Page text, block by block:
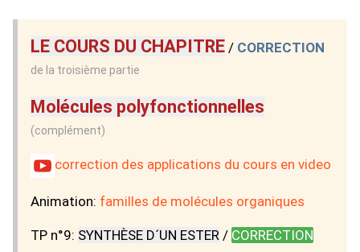
LE COURS DU CHAPITRE / CORRECTION
de la troisième partie
Molécules polyfonctionnelles
(complément)
correction des applications du cours en video
Animation: familles de molécules organiques
TP n°9: SYNTHÈSE D´UN ESTER / CORRECTION